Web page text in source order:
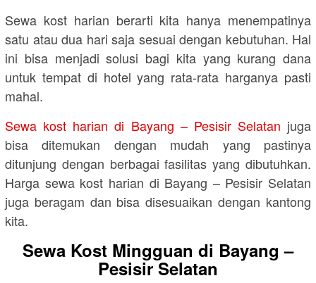
Sewa kost harian berarti kita hanya menempatinya
satu atau dua hari saja sesuai dengan kebutuhan. Hal
ini bisa menjadi solusi bagi kita yang kurang dana
untuk tempat di hotel yang rata-rata harganya pasti
mahal.
Sewa kost harian di Bayang – Pesisir Selatan juga
bisa ditemukan dengan mudah yang pastinya
ditunjung dengan berbagai fasilitas yang dibutuhkan.
Harga sewa kost harian di Bayang – Pesisir Selatan
juga beragam dan bisa disesuaikan dengan kantong
kita.
Sewa Kost Mingguan di Bayang –
Pesisir Selatan